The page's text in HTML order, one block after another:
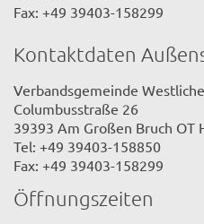
Fax: +49 39403-158299
Kontaktdaten
Verbandsgemeinde
Columbusstraße 26
39393 Am Großen Bruch OT
Tel: +49 39403-158850
Fax: +49 39403-158299
Öffnungszeiten